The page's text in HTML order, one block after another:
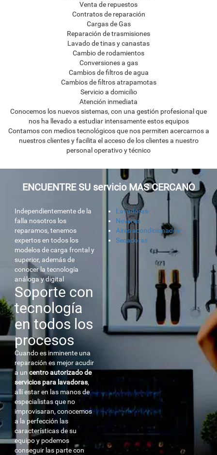
Venta de repuestos
Contratos de reparación
Cargas de Gas
Reparación de trasmisiones
Lavado de tinas y canastas
Cambio de rodamientos
Conversiones a gas
Cambios de filtros de agua
Cambios de filtros atrapamotas
Servicio a domicilio
Atención inmediata
Conocemos los nuevos sistemas, con una gestión profesional que
nos ha llevado a estudiar intensamente estos equipos
Contamos con medios tecnológicos que nos permiten acercarnos a
nuestros clientes y facilita el acceso de los clientes a nuestro
personal operativo y técnico
ENCUENTRE SU servicio MAS CERCANO
Independientemente de la
falla nosotros los
reparamos, tenemos
expertos en todos los
modelos de carga frontal y
superior, además de
conocer la tecnología
análoga y digital
Soporte con
tecnología
en todos los
procesos
Cuando es inminente una
reparación es mejor acudir
a un centro autorizado de
servicios para lavadoras,
allí estar en las manos de
especialistas que no
improvisaran, conocemos
a la perfección las
características de su
equipo y podemos
conseguir las parte con
Lavadoras
Neveras
Aires acondicionados
Secadoras